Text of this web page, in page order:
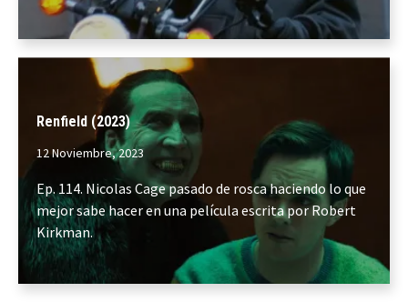
Renfield (2023)
12 Noviembre, 2023
Ep. 114. Nicolas Cage pasado de rosca haciendo lo que
mejor sabe hacer en una película escrita por Robert
Kirkman.